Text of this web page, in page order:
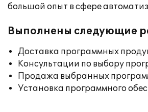
большой опыт в сфере
Выполнены следующие
Доставка программных
Консультации по выбору
Продажа выбранных
Установка программного